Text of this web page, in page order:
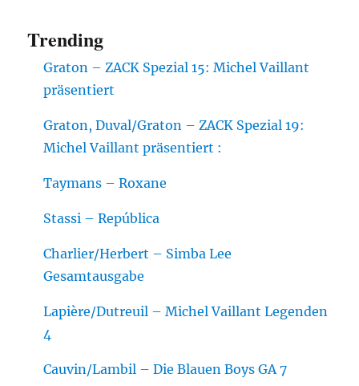
Trending
Graton – ZACK Spezial 15: Michel Vaillant
präsentiert
Graton, Duval/Graton – ZACK Spezial 19:
Michel Vaillant präsentiert :
Taymans – Roxane
Stassi – República
Charlier/Herbert – Simba Lee
Gesamtausgabe
Lapière/Dutreuil – Michel Vaillant Legenden
4
Cauvin/Lambil – Die Blauen Boys GA 7